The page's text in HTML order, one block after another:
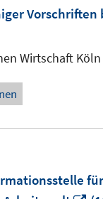
Vorschriften
Wirtschaft Köln